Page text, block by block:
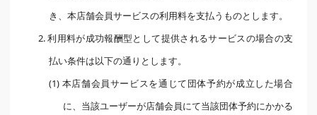
き、本店舗会員サービスの利用料を支払うものとします。
2. 利用料が成功報酬型として提供されるサービスの場合の支
払い条件は以下の通りとします。
(1) 本店舗会員サービスを通じて団体予約が成立した場合
に、当該ユーザーが店舗会員にて当該団体予約にかかる